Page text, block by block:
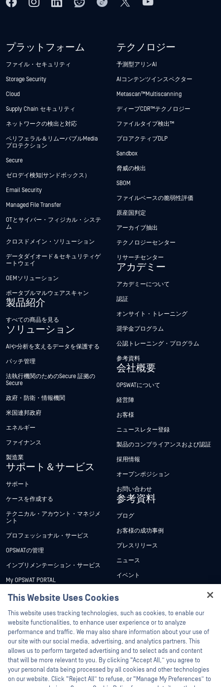
プラットフォーム
ファイル・セキュリティ
Storage Security
Cloud
Supply Chain セキュリティ
ネットワークの検出と対応
ペリフェラル＆リムーバブルMedia
プロテクション
Secure
ゼロデイ検知(サンドボックス）
Email Security
Managed File Transfer
OTとサイバー・フィジカル・システ
ム
クロスドメイン・ソリューション
データダイオード＆セキュリティゲ
ートウェイ
OEMソリューション
ポータブルマルウェアスキャン
製品紹介
すべての商品を見る
ソリューション
AIや分析を支えるデータを保護する
パッチ管理
法執行機関のためのSecure 証拠の
Secure
政府・防衛・情報機関
米国連邦政府
エネルギー
ファイナンス
製造業
サポート＆サービス
サポート
ケースを作成する
テクニカル・アカウント・マネジメ
ント
プロフェッショナル・サービス
OPSWATの管理
インプリメンテーション・サービス
My OPSWAT PORTAL
技術文書
トレーニング
脆弱性対策プログラム
パートナー
認証
テクノロジー・パートナー
OPSWAT チャネル パートナー
テクノロジー
予測型アリンAI
AIコンテンツインスペクター
Metascan™ Multiscanning
ディープCDR™テクノロジー
ファイルタイプ検出™
プロアクティブDLP
Sandbox
脅威の検出
SBOM
ファイルベースの脆弱性評価
原産国判定
アーカイブ抽出
テクノロジーセンター
リサーチセンター
アカデミー
アカデミーについて
認証
オンサイト・トレーニング
奨学金プログラム
公認トレーニング・プログラム
参考資料
会社概要
OPSWATについて
経営陣
お客様
ニュースレター登録
製品のコンプライアンスおよび認証
採用情報
オープンポジション
お問い合わせ
参考資料
ブログ
お客様の成功事例
プレスリリース
ニュース
イベント
ホワイトペーパー
無料ツール
This Website Uses Cookies
This website uses tracking technologies, such as cookies, to enable our
website functionalities, to enhance user experience or to analyze
performance and traffic. We may also share information about your use of
our site with our social media, advertising, and analytics partners. This
allows us to perform targeted advertising and to select ads and content
that will be more relevant to you. By clicking “Accept All,” you agree to
your personal data being processed by all cookies and other technologies
on our website. Click “Reject All” to refuse, or “Manage My Preferences” to
Hey there!
I'm Ozzy, your OPSWAT virtual assistant.
How can I help you secure what's critical
today?